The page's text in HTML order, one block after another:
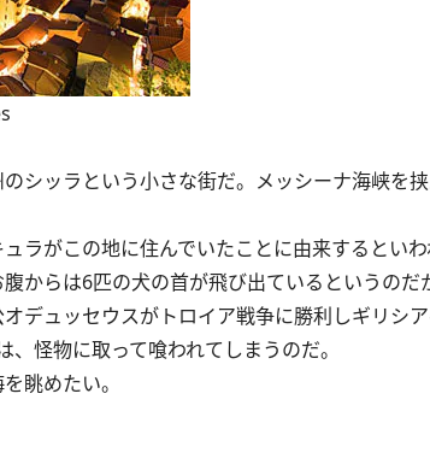
ッラという小さな街だ。メッシーナ海峡を挟
ラがこの地に住んでいたことに由来するとい
からは6匹の犬の首が飛び出ているというのだ
デュッセウスがトロイア戦争に勝利しギリシ
怪物に取って喰われてしまうのだ。
眺めたい。